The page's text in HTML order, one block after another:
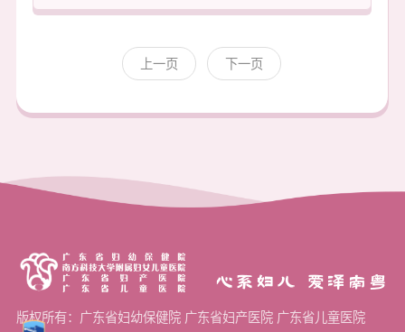
上一页 下一页
心系妇儿 爱泽南粤
版权所有：广东省妇幼保健院 广东省妇产医院 广东省儿童医院